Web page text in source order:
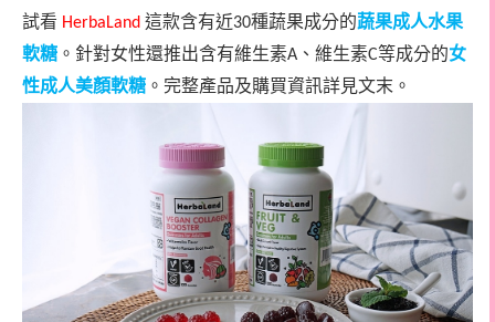
試看 HerbaLand 這款含有近30種蔬果成分的蔬果成人水果
軟糖 。針對女性還推出含有維生素A 、維生素C等成分的女
性成人美顏軟糖 。 完整產品及購買資訊詳見文末。